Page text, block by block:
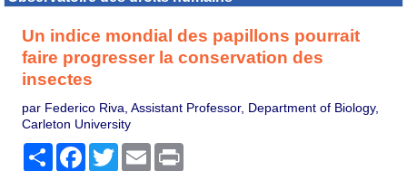
Un indice mondial des papillons pourrait
faire progresser la conservation des
insectes
par Federico Riva, Assistant Professor, Department of Biology,
Carleton University
PartagerFacebook
TwitterEmail